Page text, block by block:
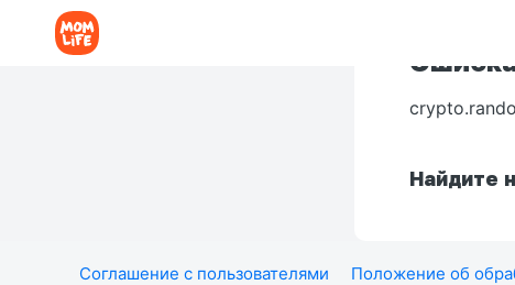
Найдите
Соглашение с пользователями Положение об